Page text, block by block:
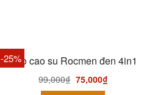
-25%
Bao cao su Rocmen đen 4in1
99,000₫ 75,000₫